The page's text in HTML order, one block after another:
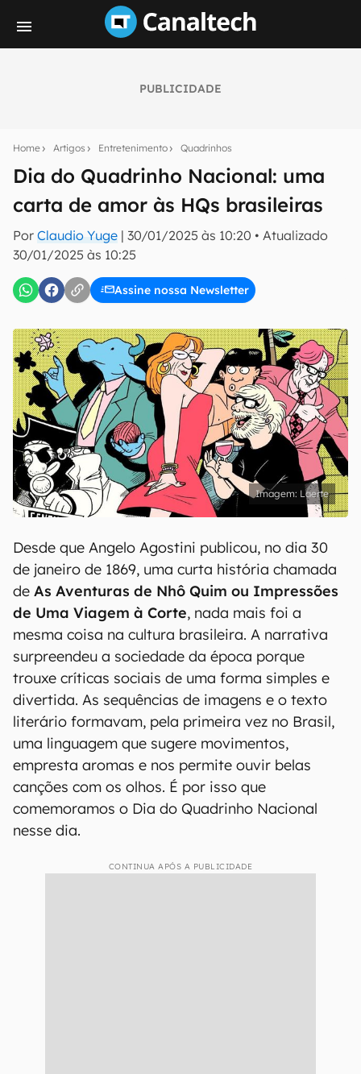
PUBLICIDADE
Home Artigos Entretenimento Quadrinhos
Dia do Quadrinho Nacional: uma
carta de amor às HQs brasileiras
Por Claudio Yuge | 30/01/2025 às 10:20 • Atualizado
30/01/2025 às 10:25
Assine nossa Newsletter
notícias e reviews sobre tecnologia em primeira
mão.
E-mail
Uso e Política de Privacidade do Canaltech.
Laerte
Desde que Angelo Agostini publicou, no dia 30
de janeiro de 1869, uma curta história chamada
de As Aventuras de Nhô Quim ou Impressões
de Uma Viagem à Corte, nada mais foi a
mesma coisa na cultura brasileira. A narrativa
surpreendeu a sociedade da época porque
trouxe críticas sociais de uma forma simples e
divertida. As sequências de imagens e o texto
literário formavam, pela primeira vez no Brasil,
uma linguagem que sugere movimentos,
empresta aromas e nos permite ouvir belas
canções com os olhos. É por isso que
comemoramos o Dia do Quadrinho Nacional
nesse dia.
CONTINUA APÓS A PUBLICIDADE